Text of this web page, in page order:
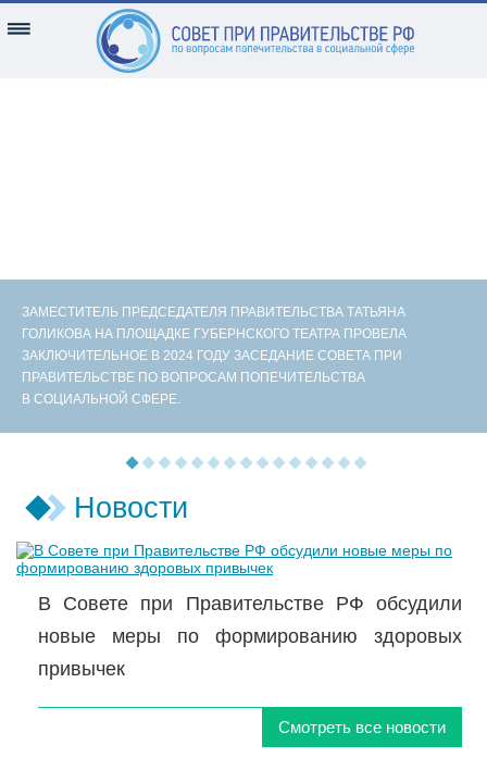
ЗАМЕСТИТЕЛЬ ПРЕДСЕДАТЕЛЯ ПРАВИТЕЛЬСТВА ТАТЬЯНА
ГОЛИКОВА НА ПЛОЩАДКЕ ГУБЕРНСКОГО ТЕАТРА ПРОВЕЛА
ЗАКЛЮЧИТЕЛЬНОЕ В 2024 ГОДУ ЗАСЕДАНИЕ СОВЕТА ПРИ
ПРАВИТЕЛЬСТВЕ ПО ВОПРОСАМ ПОПЕЧИТЕЛЬСТВА
В СОЦИАЛЬНОЙ СФЕРЕ.
Новости
В Совете при Правительстве РФ обсудили
новые меры по формированию здоровых
привычек
Смотреть все новости